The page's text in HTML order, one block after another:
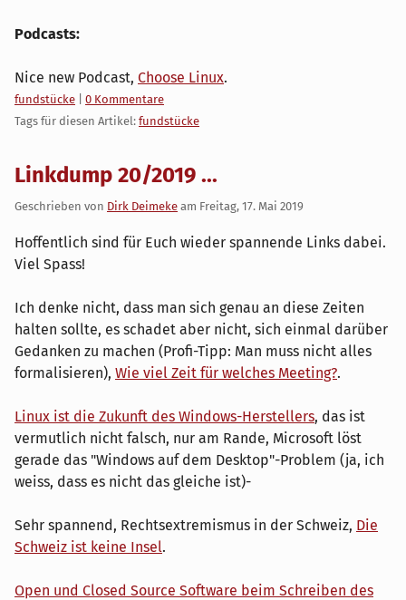
Podcasts:
Nice new Podcast, Choose Linux.
Kategorien:
fundstücke
0 Kommentare
Tags für diesen Artikel: fundstücke
Linkdump 20/2019 ...
Geschrieben von Dirk Deimeke am Freitag, 17. Mai 2019
Hoffentlich sind für Euch wieder spannende Links dabei.
Viel Spass!
Ich denke nicht, dass man sich genau an diese Zeiten
halten sollte, es schadet aber nicht, sich einmal darüber
Gedanken zu machen (Profi-Tipp: Man muss nicht alles
formalisieren), Wie viel Zeit für welches Meeting?.
Linux ist die Zukunft des Windows-Herstellers, das ist
vermutlich nicht falsch, nur am Rande, Microsoft löst
gerade das "Windows auf dem Desktop"-Problem (ja, ich
weiss, dass es nicht das gleiche ist)-
Sehr spannend, Rechtsextremismus in der Schweiz, Die
Schweiz ist keine Insel.
Open und Closed Source Software beim Schreiben des